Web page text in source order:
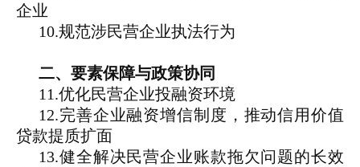
企业
10.规范涉民营企业执法行为
二、要素保障与政策协同
11.优化民营企业投融资环境
12.完善企业融资增信制度，推动信用价值
贷款提质扩面
13.健全解决民营企业账款拖欠问题的长效